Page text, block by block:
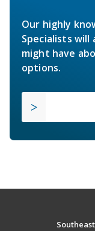
Our highly
Specialists will
might have
options.